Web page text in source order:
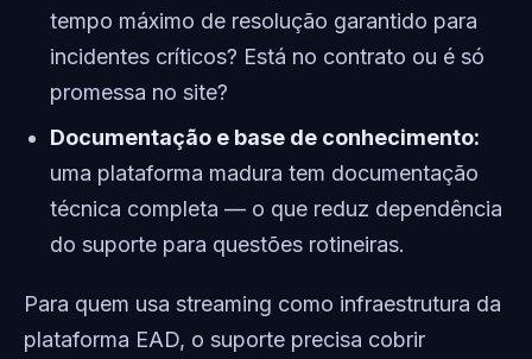
tempo máximo de resolução garantido para
incidentes críticos? Está no contrato ou é só
promessa no site?
Documentação e base de conhecimento:
uma plataforma madura tem documentação
técnica completa — o que reduz dependência
do suporte para questões rotineiras.
Para quem usa streaming como infraestrutura da
plataforma EAD, o suporte precisa cobrir